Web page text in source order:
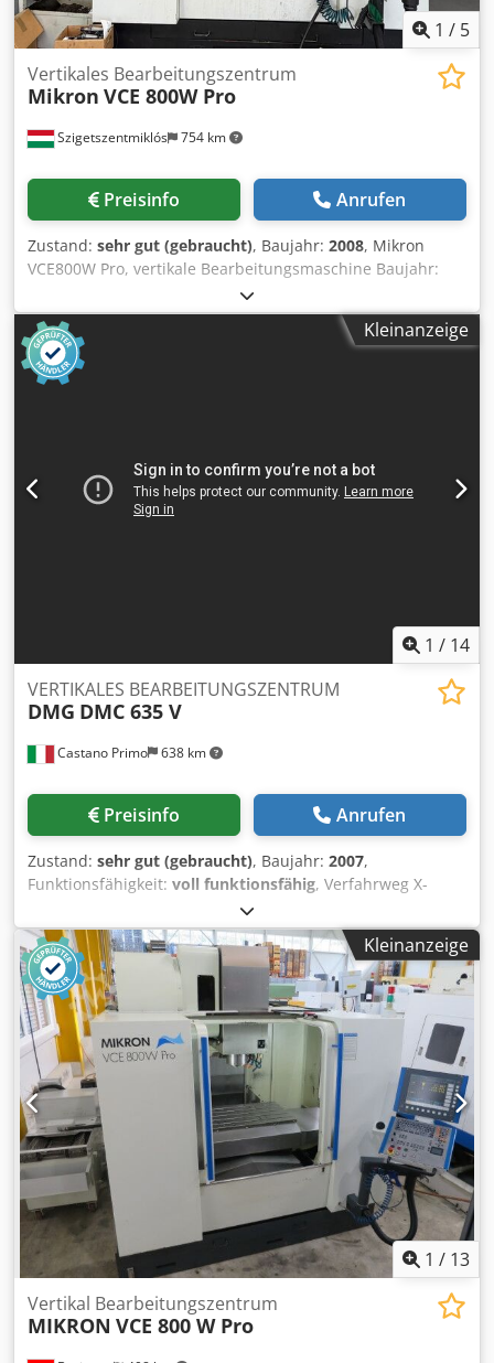
1 / 5
Szigetszentmiklós 754 km
Vertikales Bearbeitungszentrum
Mikron VCE 800W Pro
Preisinfo Anrufen
Zustand: sehr gut (gebraucht), Baujahr: 2008, Mikron
VCE800W Pro, vertikale Bearbeitungsmaschine Baujahr:
2008 Technische Daten: Verfahrwege: 860 x 560 x 600 mm
Tischgröße: 1000 x 560 mm Spindelkegel: SK40
Spindeldrehzahl – max. 10.000 U/min Werkzeugwechsler:
24 Positionen Zubehör/Optionen: - Steuerung HEIDENHAIN
iTNC-530 - Kühlmittelzufuhr durch die Spindel -
Kleinanzeige
1 / 14
Castano Primo 638 km
VERTIKALES BEARBEITUNGSZENTRUM
DMG DMC 635 V
Preisinfo Anrufen
Zustand: sehr gut (gebraucht), Baujahr: 2007,
Funktionsfähigkeit: voll funktionsfähig, Verfahrweg X-
, Verfahrweg Y-Achse:
Z-Achse:460 mm, Steuerungshersteller:HEIDENHAIN,
Steuerungsmodell:iTNC 530, Spindeldrehzahl (max.):
10.000 U/min
, Spindelnase: ISO 40, Anzahl der Steckplätze
im Werkzeugmagazin:
30 , Ausstattung:CE-Kennzeichnung,
Dokumentation/Handbuch, Späneförderer, VERTIKALES
BEARBEITUNGSZENTRUM DMG MODELL DMC 635V
VERFAHRWEGE: 635x510x460 mm WERKZEUGWECHSLER
RANOM 30 POSITIONEN SPINDEL 10.000 U/MIN
HOCHDRUCK DURCH DIE SPINDEL SPÄNEFÖRDERER
FERNBEDIENBARES HANDRAD HEIDENHAIN HR410 Cjdpfx
Afjxq E Daj Rjha
Kleinanzeige
1 / 13
Vertikal Bearbeitungszentrum
MIKRON VCE 800 W Pro